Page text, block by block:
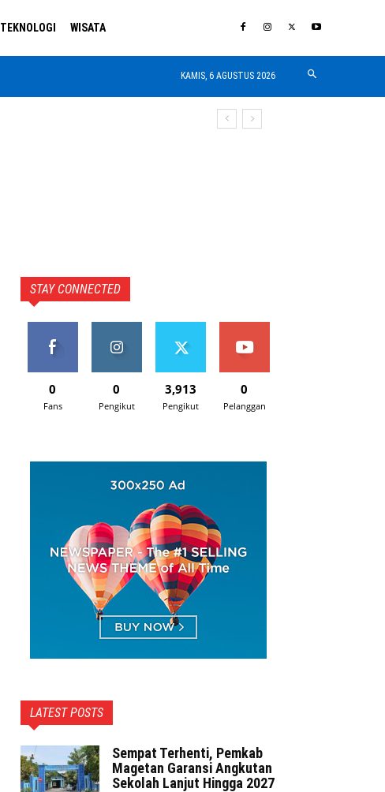
TEKNOLOGI WISATA
KAMIS, 6 AGUSTUS 2026
STAY CONNECTED
0
Fans
0
Pengikut
3,913
Pengikut
0
Pelanggan
LATEST POSTS
Sempat Terhenti, Pemkab
Magetan Garansi Angkutan
Sekolah Lanjut Hingga 2027